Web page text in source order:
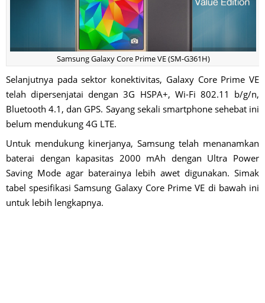
Samsung Galaxy Core Prime VE (SM-G361H)
Selanjutnya pada sektor konektivitas, Galaxy Core Prime VE
telah dipersenjatai dengan 3G HSPA+, Wi-Fi 802.11 b/g/n,
Bluetooth 4.1, dan GPS. Sayang sekali smartphone sehebat ini
belum mendukung 4G LTE.
Untuk mendukung kinerjanya, Samsung telah menanamkan
baterai dengan kapasitas 2000 mAh dengan Ultra Power
Saving Mode agar baterainya lebih awet digunakan. Simak
tabel spesifikasi Samsung Galaxy Core Prime VE di bawah ini
untuk lebih lengkapnya.